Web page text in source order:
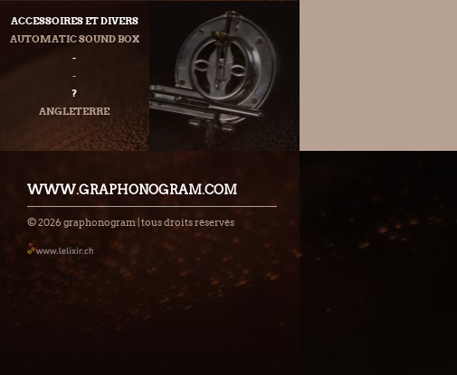
ACCESSOIRES ET DIVERS
AUTOMATIC SOUND BOX
-
-
?
ANGLETERRE
WWW.GRAPHONOGRAM.COM
© 2026 graphonogram | tous droits réservés